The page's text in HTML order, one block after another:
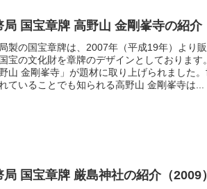
局 国宝章牌 高野山 金剛峯寺の紹介
製の国宝章牌は、2007年（平成19年）より
宝の文化財を章牌のデザインとしております
山 金剛峯寺」が題材に取り上げられました
ていることでも知られる高野山 金剛峯寺は...
局 国宝章牌 厳島神社の紹介（2009）